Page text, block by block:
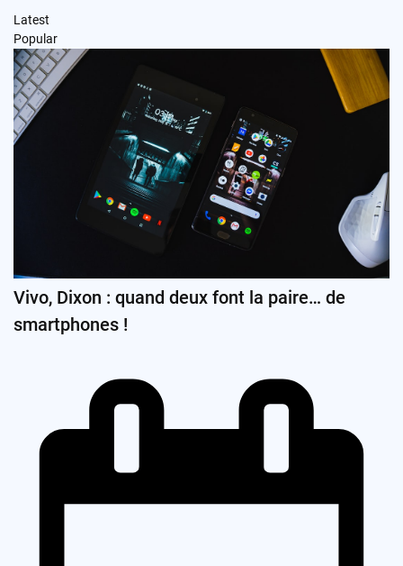
Latest
Popular
Vivo, Dixon : quand deux font la paire… de
smartphones !